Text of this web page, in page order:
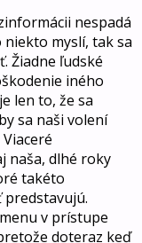
nespadá
myslí, tak sa
Žiadne ľudské
iného
len to, že sa
sa naši volení
naša, dlhé roky
takéto
v prístupe
doteraz keď